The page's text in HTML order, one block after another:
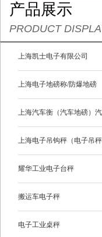
产品展示
PRODUCT
上海凯士电子有限公司
上海电子地磅称/防爆地磅
上海汽车衡（汽车地磅）
上海电子吊钩秤（电子吊秤
耀华工业电子台秤
搬运车电子秤
电子工业桌秤